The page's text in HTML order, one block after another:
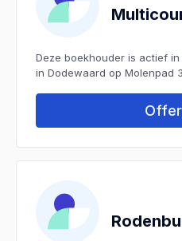
Deze boekhouder is actief
in Dodewaard op Molenpad